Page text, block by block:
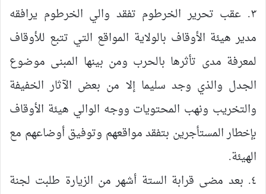
٣. عقب تحرير الخرطوم تفقد والي الخرطوم يرافقه
مدير هيئة الأوقاف بالولاية المواقع التي تتبع للأوقاف
لمعرفة مدى تأثرها بالحرب ومن بينها المبنى موضوع
الجدل والذي وجد سليما إلا من بعض الآثار الخفيفة
والتخريب ونهب المحتويات ووجه الوالي هيئة الأوقاف
بإخطار المستأجرين بتفقد مواقعهم وتوفيق أوضاعهم مع
الهيئة.
٤. بعد مضى قرابة الستة أشهر من الزيارة طلبت لجنة